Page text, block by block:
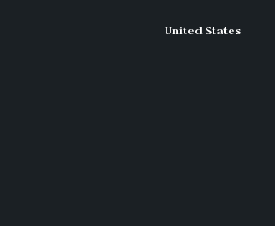
United States